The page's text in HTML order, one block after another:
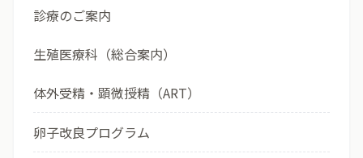
診療のご案内
生殖医療科（総合案内）
体外受精・顕微授精（ART）
卵子改良プログラム